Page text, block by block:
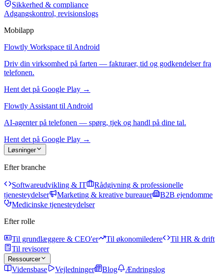
Sikkerhed & compliance
Adgangskontrol, revisionslogs
Mobilapp
Flowtly Workspace til Android
Driv din virksomhed på farten — fakturaer, tid og godkendelser fra
telefonen.
Hent det på Google Play →
Flowtly Assistant til Android
AI-agenter på telefonen — spørg, tjek og handl på dine tal.
Hent det på Google Play →
Løsninger
Efter branche
Softwareudvikling & IT
Rådgivning & professionelle
tjenesteydelser
Marketing & kreative bureauer
B2B ejendomme
Medicinske tjenesteydelser
Efter rolle
Til grundlæggere & CEO'er Til økonomiledere
Til HR & drift
Til revisorer
Ressourcer
Vidensbase Vejledninger Blog
Ændringslog